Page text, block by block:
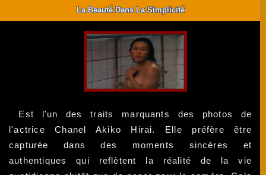
La Beauté Dans La Simplicité
Est l'un des traits marquants des photos de
l'actrice Chanel Akiko Hirai. Elle préfère être
capturée dans des moments sincères et
authentiques qui reflètent la réalité de la vie